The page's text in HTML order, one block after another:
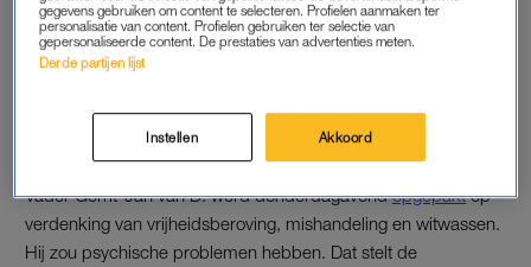
Lees ook
Josef B., huurder van boerderij Ruinerwold, blijft vastzitten
VADER GERRIT-JAN VAN D.
Vader Gerrit-Jan van D. werd donderdagavondopgepaktop
verdenking van vrijheidsberoving, mishandeling en witwassen.
Hij zou psychische problemen hebben. Dat stelt de
gegevens gebruiken om content te selecteren. Profielen aanmaken ter
personalisatie van content. Profielen gebruiken ter selectie van
gepersonaliseerde content. De prestaties van advertenties meten.
Derde partijen lijst
Instellen Akkoord